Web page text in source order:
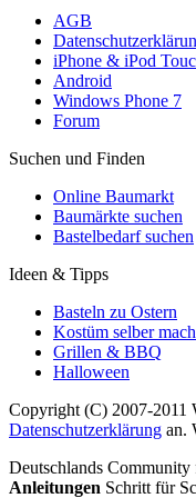
AGB
iPhone & iPod
Android
Windows Phone 7
Forum
Suchen und Finden
Online Baumarkt
Baumärkte suchen
Bastelbedarf suchen
Ideen & Tipps
Basteln zu Ostern
Kostüm selber
Grillen & BBQ
Halloween
Copyright (C) 2007-2011
Datenschutzerklärung an.
Deutschlands
Anleitungen Schritt für